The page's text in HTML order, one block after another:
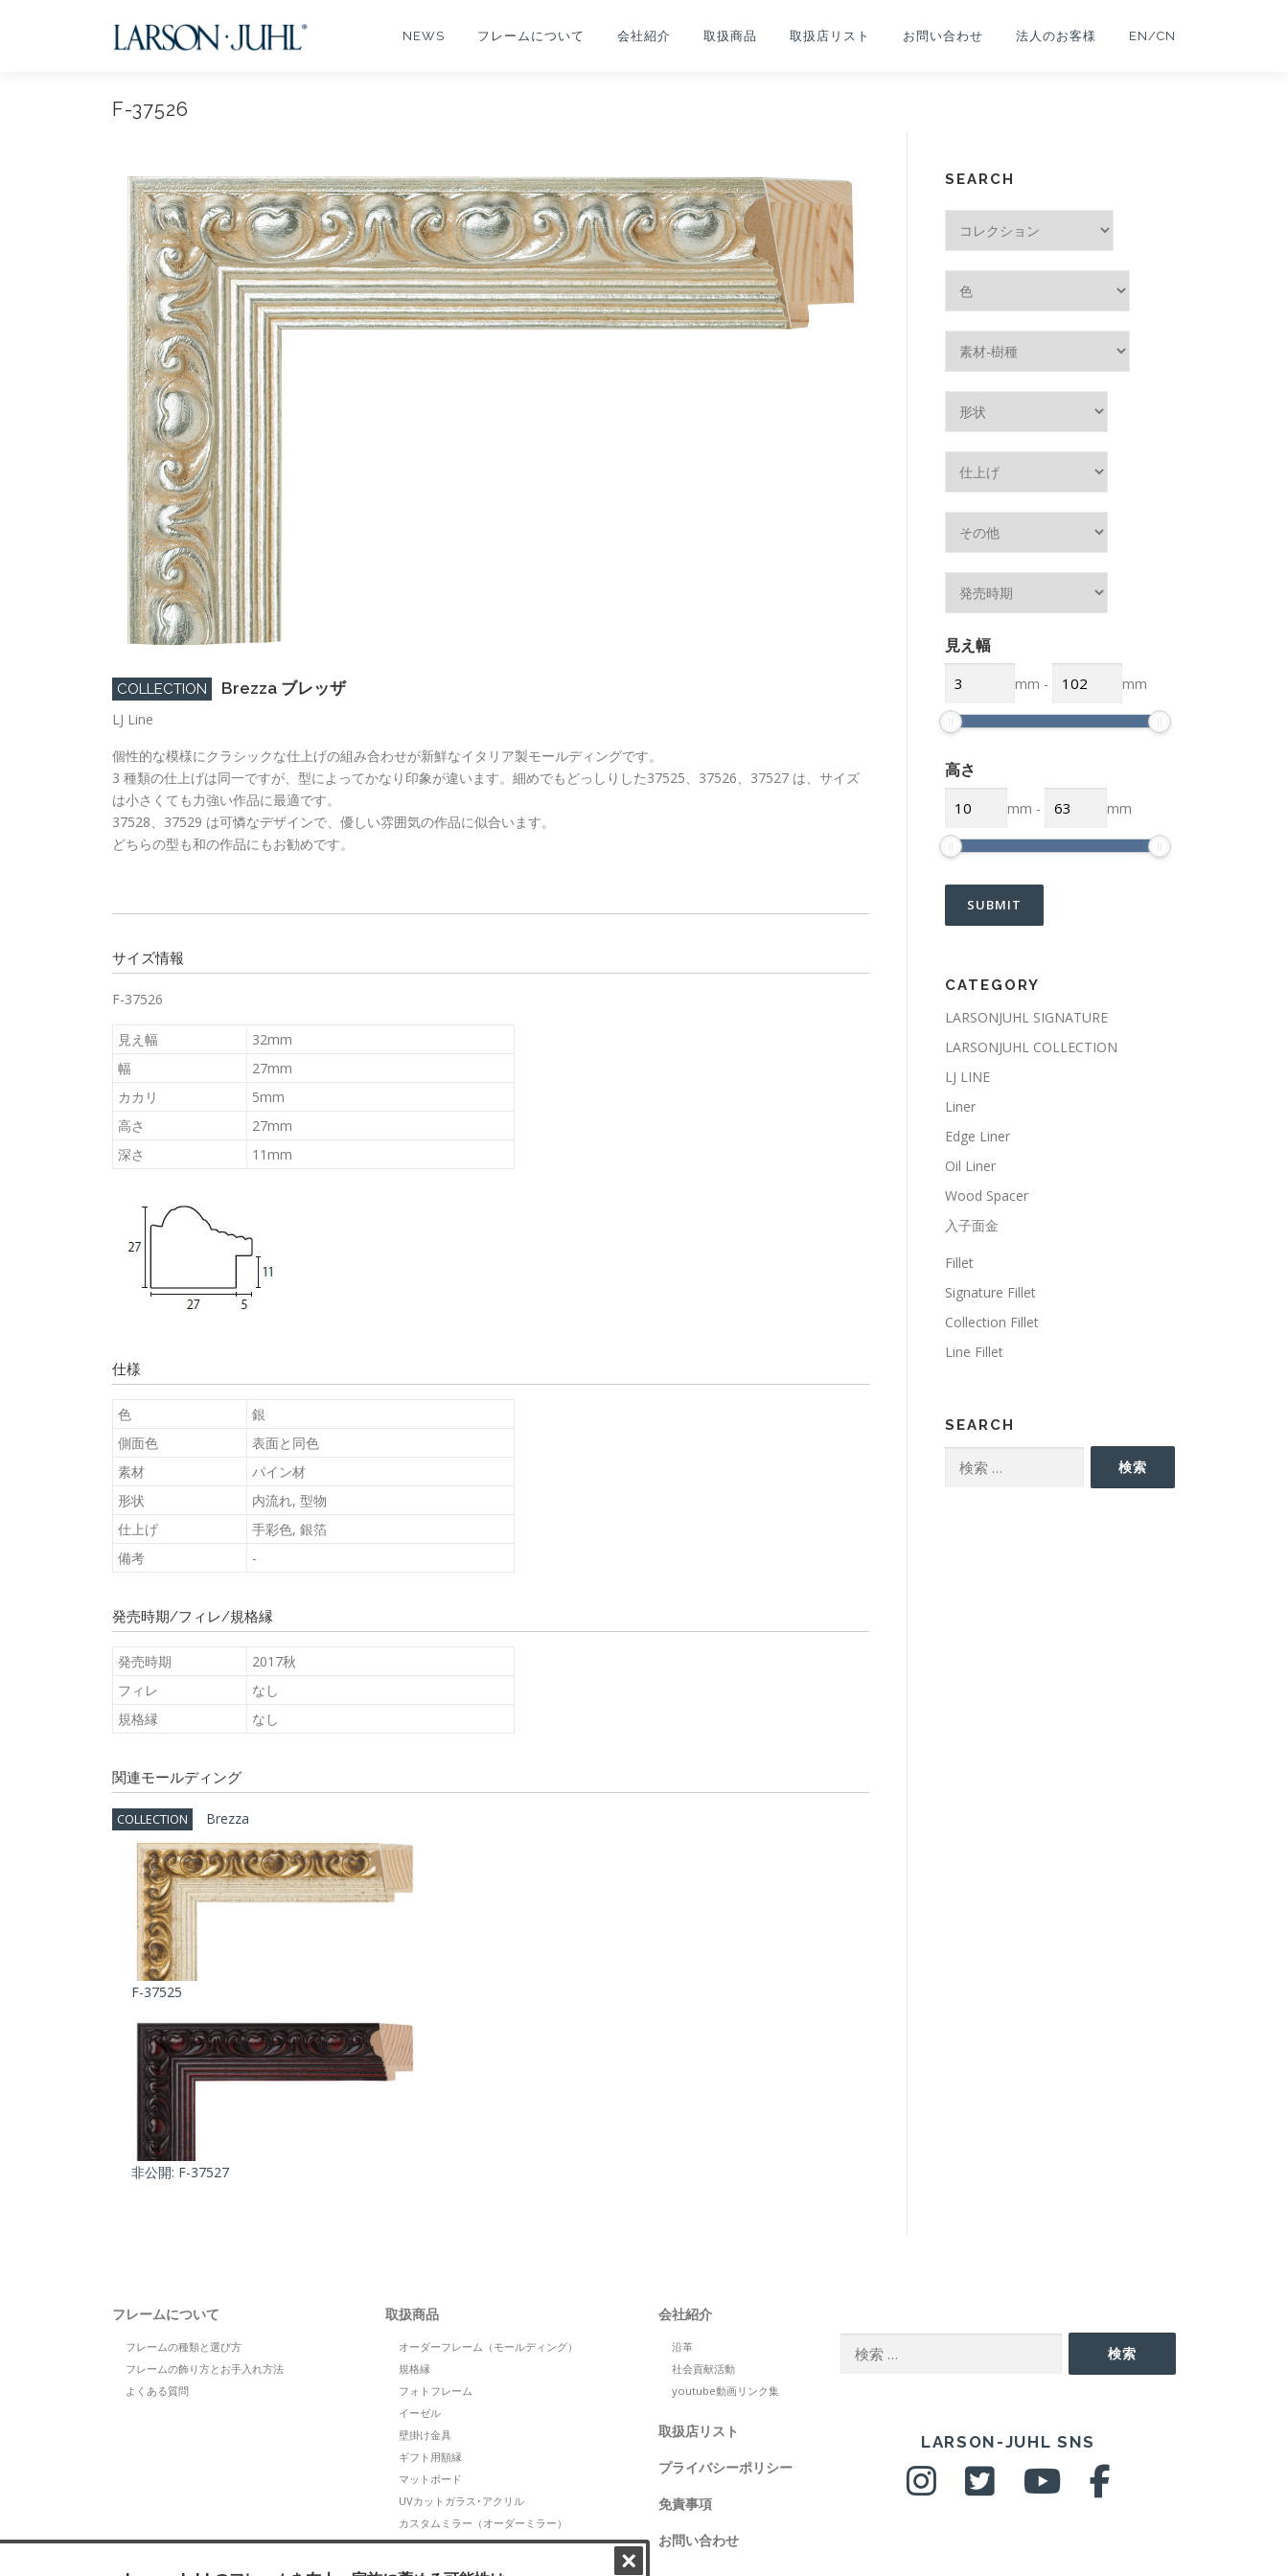
NEWS フレームについて 会社紹介 取扱商品 取扱店リスト お問い合わせ 法人のお客様 EN/CN
F-37526
COLLECTION Brezza ブレッザ
LJ Line
個性的な模様にクラシックな仕上げの組み合わせが新鮮なイタリア製モールディングです。
3 種類の仕上げは同一ですが、型によってかなり印象が違います。細めでもどっしりした37525、37526、37527 は、サイズ
は小さくても力強い作品に最適です。
37528、37529 は可憐なデザインで、優しい雰囲気の作品に似合います。
どちらの型も和の作品にもお勧めです。
サイズ情報
F-37526
見え幅
32mm
幅
27mm
カカリ
5mm
高さ
27mm
深さ
11mm
仕様
色
銀
側面色
表面と同色
素材
パイン材
形状
内流れ, 型物
仕上げ
手彩色, 銀箔
備考
-
発売時期/フィレ/規格縁
発売時期
2017秋
フィレ
なし
規格縁
なし
関連モールディング
COLLECTION Brezza
F-37525
非公開: F-37527
SEARCH
見え幅
mm - mm
高さ
mm - mm
CATEGORY
LARSONJUHL SIGNATURE
LARSONJUHL COLLECTION
LJ LINE
Liner
Edge Liner
Oil Liner
Wood Spacer
入子面金
Fillet
Signature Fillet
Collection Fillet
Line Fillet
SEARCH
検索
フレームについて
フレームの種類と選び方
フレームの飾り方とお手入れ方法
よくある質問
取扱商品
オーダーフレーム（モールディング）
規格縁
フォトフレーム
イーゼル
壁掛け金具
ギフト用額縁
マットボード
UVカットガラス･アクリル
カスタムミラー（オーダーミラー）
カタログPDF
会社紹介
沿革
社会貢献活動
youtube動画リンク集
取扱店リスト
プライバシーポリシー
免責事項
お問い合わせ
検索
LARSON-JUHL SNS